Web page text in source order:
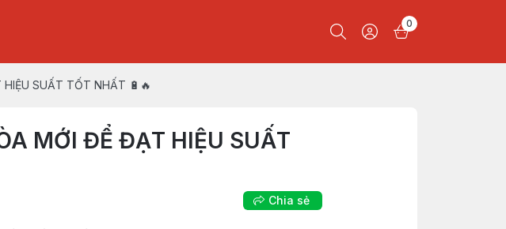
0
HIỆU SUẤT TỐT NHẤT 🔋🔥
MỚI ĐỂ ĐẠT HIỆU SUẤT
Chia sẻ